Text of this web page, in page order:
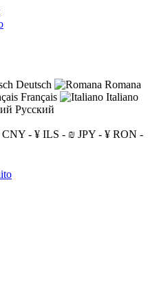
Deutsch
Romana
Français
Italiano
Русский
CNY - ¥ ILS - ₪ JPY - ¥ RON -